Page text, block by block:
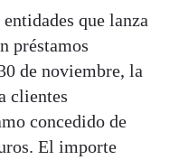
que lanza
préstamos
de noviembre, la
clientes
concedido de
El importe